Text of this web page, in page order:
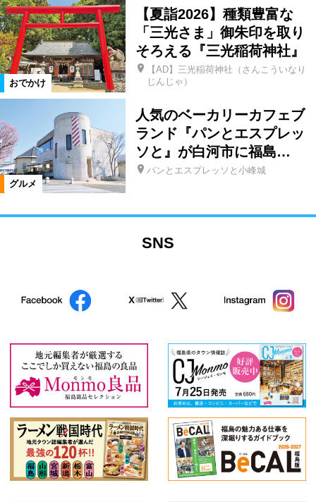
おでかけ
【夏詣2026】種類豊富な
「三光さま」御朱印を取り
そろえる『三光稲荷神社』
【AD】三光稲荷神社（さんこういなり
じんじゃ）
グルメ
人気のベーカリーカフェブ
ランド『パンとエスプレッ
ソと』が白河市に福島…
パンとエスプレッソと小峰城
SNS